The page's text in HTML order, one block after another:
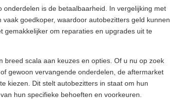
is de betaalbaarheid. In vergelijking met
goedkoper, waardoor autobezitters geld kunnen
gemakkelijker om reparaties en upgrades uit te
scala aan keuzes en opties. Of u nu op zoek
gewoon vervangende onderdelen, de aftermarket
kiezen. Dit stelt autobezitters in staat om hun
hun specifieke behoeften en voorkeuren.